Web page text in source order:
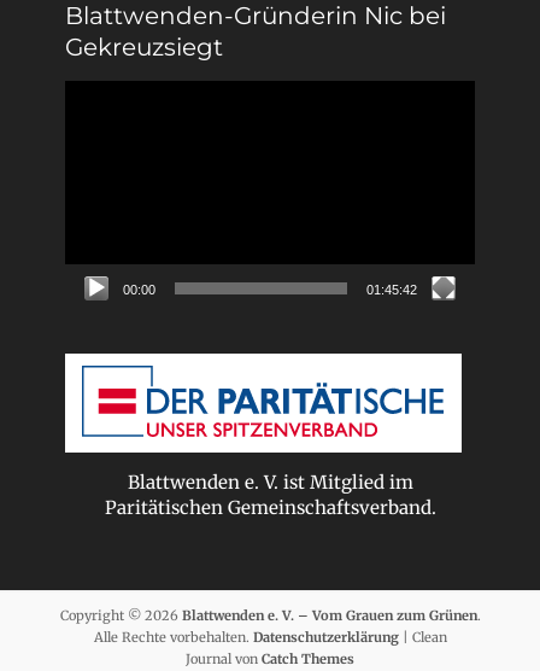
Blattwenden-Gründerin Nic bei
Gekreuzsiegt
00:00 01:45:42
Blattwenden e. V. ist Mitglied im
Paritätischen Gemeinschaftsverband.
Copyright © 2026 Blattwenden e. V. – Vom Grauen zum Grünen.
Alle Rechte vorbehalten. Datenschutzerklärung| Clean
Journal von Catch Themes